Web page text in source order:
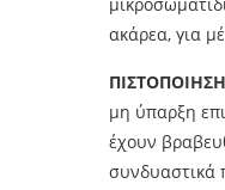
ακάρεα, για
μη ύπαρξη
έχουν
συνδυαστικά